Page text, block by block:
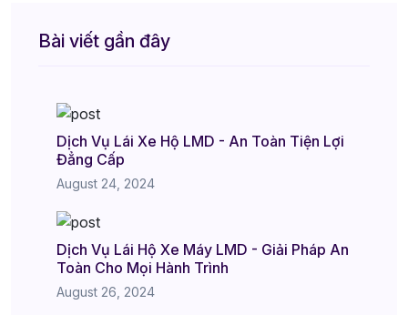
Bài viết gần đây
Dịch Vụ Lái Xe Hộ LMD - An Toàn Tiện Lợi
Đẳng Cấp
August 24, 2024
Dịch Vụ Lái Hộ Xe Máy LMD - Giải Pháp An
Toàn Cho Mọi Hành Trình
August 26, 2024